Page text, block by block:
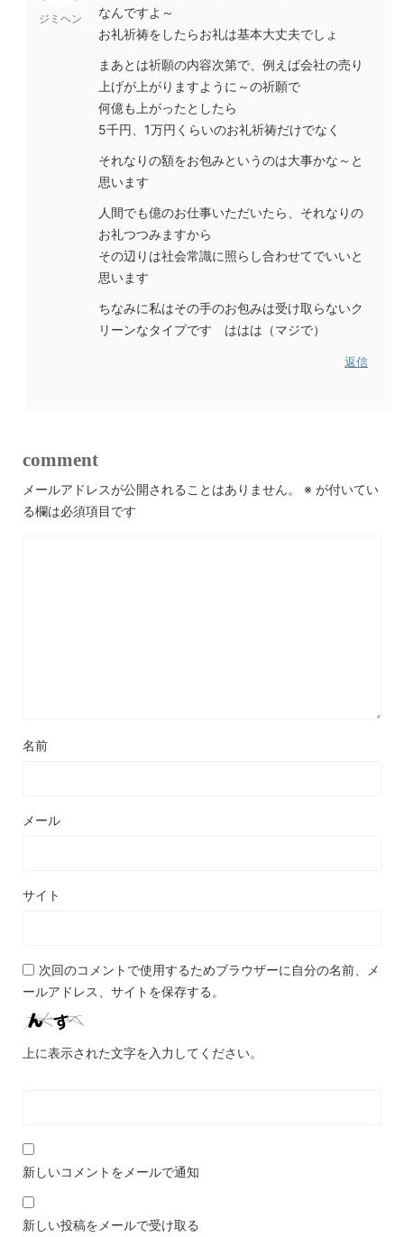
ジミヘン
なんですよ～
お礼祈祷をしたらお礼は基本大丈夫でしょ
まあとは祈願の内容次第で、例えば会社の売り
上げが上がりますように～の祈願で
何億も上がったとしたら
5千円、1万円くらいのお礼祈祷だけでなく
それなりの額をお包みというのは大事かな～と
思います
人間でも億のお仕事いただいたら、それなりの
お礼つつみますから
その辺りは社会常識に照らし合わせてでいいと
思います
ちなみに私はその手のお包みは受け取らないク
リーンなタイプです ははは（マジで）
返信
comment
メールアドレスが公開されることはありません。 ※ が付いてい
る欄は必須項目です
名前
メール
サイト
次回のコメントで使用するためブラウザーに自分の名前、メ
ールアドレス、サイトを保存する。
上に表示された文字を入力してください。
新しいコメントをメールで通知
新しい投稿をメールで受け取る